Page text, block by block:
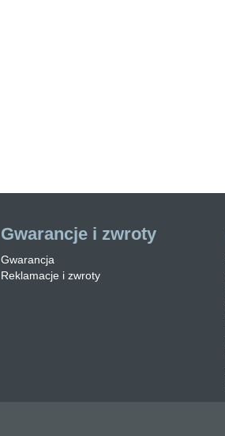
Gwarancje i zwroty
Gwarancja
Reklamacje i zwroty